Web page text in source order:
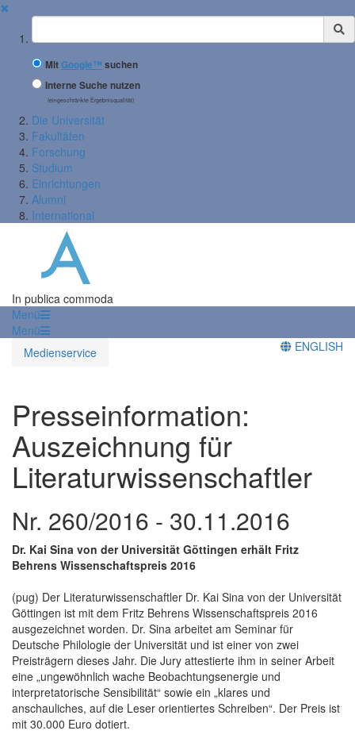
✖
Suchbegriff
MitGoogle™ suchen
Interne Suche nutzen
(eingeschränkte Ergebnisqualität)
Die Universität
Fakultäten
Forschung
Studium
Einrichtungen
Alumni
International
In publica commoda
Menü
Menü
Medienservice
ENGLISH
Presseinformation:
Auszeichnung für
Literaturwissenschaftler
Nr. 260/2016 - 30.11.2016
Dr. Kai Sina von der Universität Göttingen erhält Fritz
Behrens Wissenschaftspreis 2016
(pug) Der Literaturwissenschaftler Dr. Kai Sina von der Universität
Göttingen ist mit dem Fritz Behrens Wissenschaftspreis 2016
ausgezeichnet worden. Dr. Sina arbeitet am Seminar für
Deutsche Philologie der Universität und ist einer von zwei
Preisträgern dieses Jahr. Die Jury attestierte ihm in seiner Arbeit
eine „ungewöhnlich wache Beobachtungsenergie und
interpretatorische Sensibilität“ sowie ein „klares und
anschauliches, auf die Leser orientiertes Schreiben“. Der Preis ist
mit 30.000 Euro dotiert.